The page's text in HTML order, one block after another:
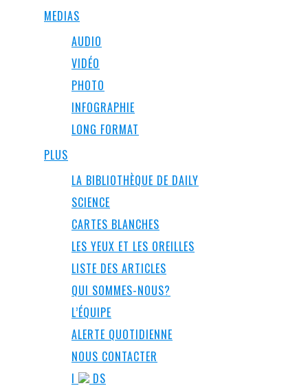
MEDIAS
AUDIO
VIDÉO
PHOTO
INFOGRAPHIE
LONG FORMAT
PLUS
LA BIBLIOTHÈQUE DE DAILY
SCIENCE
CARTES BLANCHES
LES YEUX ET LES OREILLES
LISTE DES ARTICLES
QUI SOMMES-NOUS?
L’ÉQUIPE
ALERTE QUOTIDIENNE
NOUS CONTACTER
I
DS